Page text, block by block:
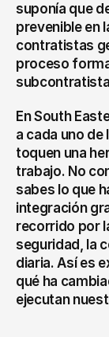
suponía que
prevenible en
contratistas
proceso
En South
a cada uno
toquen una
trabajo. No
sabes lo que
integración
recorrido por
seguridad, la
diaria. Así es
qué ha
ejecutan